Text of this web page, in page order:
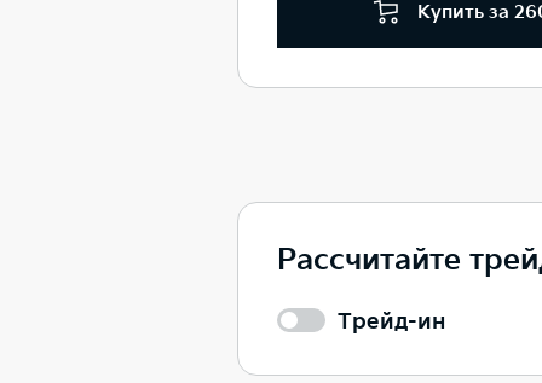
Купить за
Рассчитайте
Трейд-ин